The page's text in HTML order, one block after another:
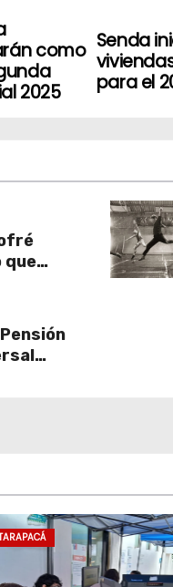
Senda
para el
como
2025
que
de